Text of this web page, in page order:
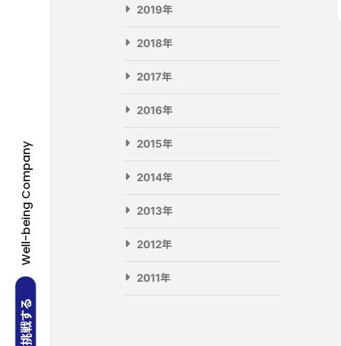
2019年
2018年
2017年
2016年
2015年
2014年
2013年
2012年
2011年
挑戦する
Well-being Company